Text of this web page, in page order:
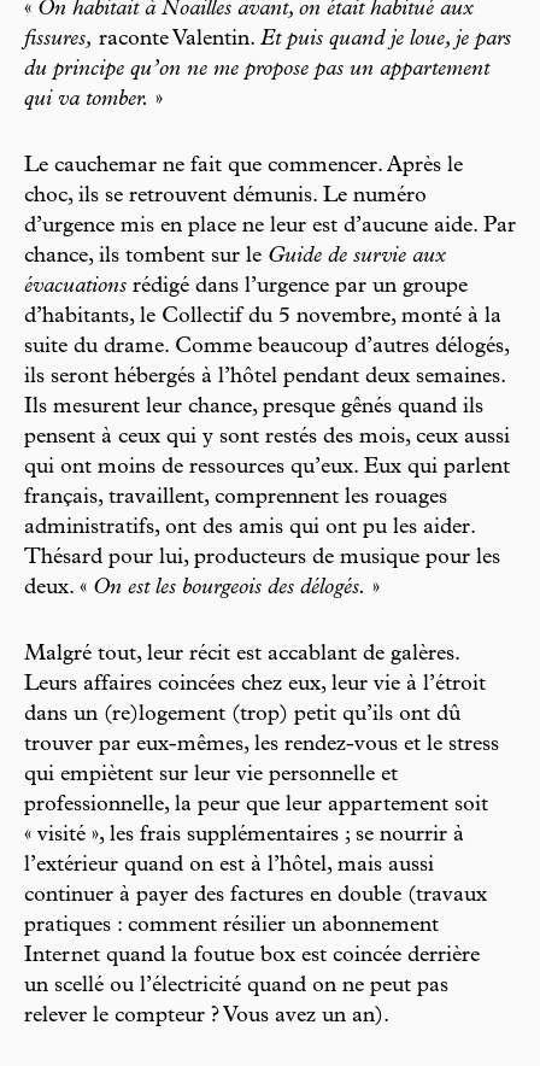
« On habitait à Noailles avant, on était habitué aux
fissures, raconte Valentin. Et puis quand je loue, je pars
du principe qu’on ne me propose pas un appartement
qui va tomber. »
Le cauchemar ne fait que commencer. Après le
choc, ils se retrouvent démunis. Le numéro
d’urgence mis en place ne leur est d’aucune aide. Par
chance, ils tombent sur le Guide de survie aux
évacuations rédigé dans l’urgence par un groupe
d’habitants, le Collectif du 5 novembre, monté à la
suite du drame. Comme beaucoup d’autres délogés,
ils seront hébergés à l’hôtel pendant deux semaines.
Ils mesurent leur chance, presque gênés quand ils
pensent à ceux qui y sont restés des mois, ceux aussi
qui ont moins de ressources qu’eux. Eux qui parlent
français, travaillent, comprennent les rouages
administratifs, ont des amis qui ont pu les aider.
Thésard pour lui, producteurs de musique pour les
deux. « On est les bourgeois des délogés. »
Malgré tout, leur récit est accablant de galères.
Leurs affaires coincées chez eux, leur vie à l’étroit
dans un (re)logement (trop) petit qu’ils ont dû
trouver par eux-mêmes, les rendez-vous et le stress
qui empiètent sur leur vie personnelle et
professionnelle, la peur que leur appartement soit
« visité », les frais supplémentaires ; se nourrir à
l’extérieur quand on est à l’hôtel, mais aussi
continuer à payer des factures en double (travaux
pratiques : comment résilier un abonnement
Internet quand la foutue box est coincée derrière
un scellé ou l’électricité quand on ne peut pas
relever le compteur ? Vous avez un an).